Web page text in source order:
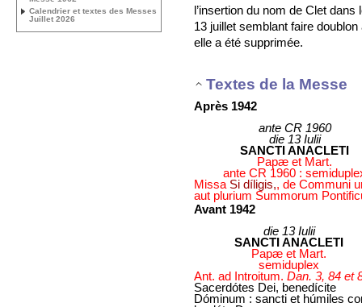
l’insertion du nom de Clet
13 juillet semblant faire
elle a été supprimée.
Textes de la Messe
Après 1942
ante CR 1960
die 13 Iulii
SANCTI ANACLETI
Papæ et Mart.
ante CR 1960 :
Missa Si díligis,, de Communi
aut plurium Summorum
Avant 1942
die 13 Iulii
SANCTI ANACLETI
Papæ et Mart.
semiduplex
Ant. ad Introitum. Dan. 3, 84 et
Sacerdótes Dei, benedícite
Dóminum : sancti et húmiles
Calendrier et textes des Messes
Juillet 2026